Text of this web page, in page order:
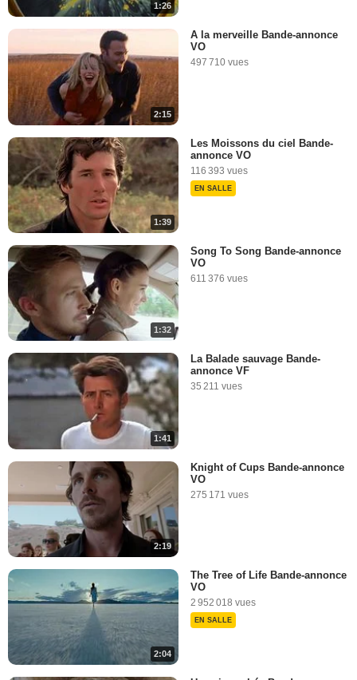
1:26
2:15
A la merveille Bande-annonce
VO
497 710 vues
1:39
Les Moissons du ciel Bande-
annonce VO
116 393 vues
EN SALLE
1:32
Song To Song Bande-annonce
VO
611 376 vues
1:41
La Balade sauvage Bande-
annonce VF
35 211 vues
2:19
Knight of Cups Bande-annonce
VO
275 171 vues
2:04
The Tree of Life Bande-annonce
VO
2 952 018 vues
EN SALLE